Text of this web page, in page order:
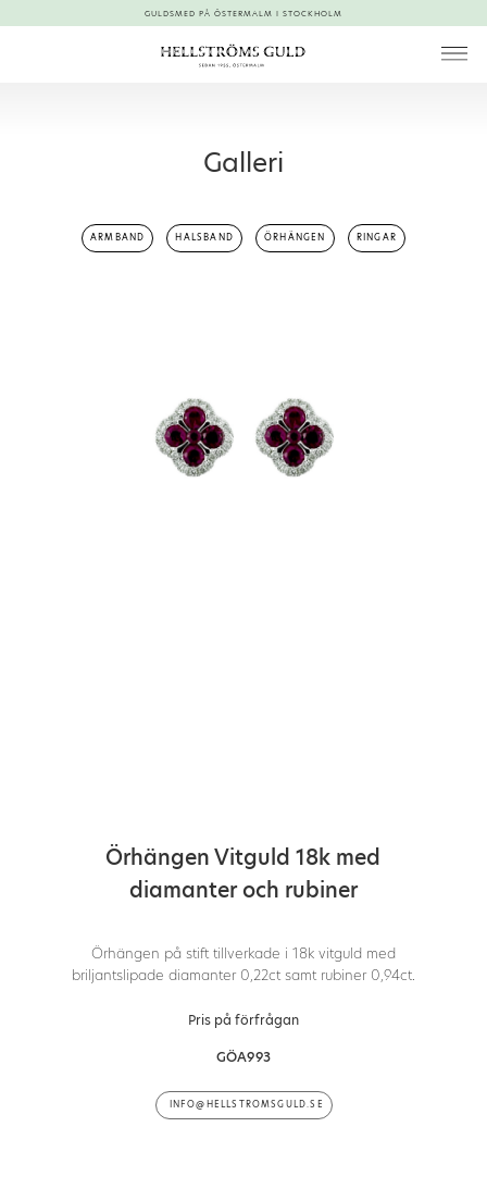
GULDSMED PÅ ÖSTERMALM I STOCKHOLM
Galleri
ARMBAND HALSBAND ÖRHÄNGEN RINGAR
Örhängen Vitguld 18k med
diamanter och rubiner
Örhängen på stift tillverkade i 18k vitguld med
briljantslipade diamanter 0,22ct samt rubiner 0,94ct.
Pris på förfrågan
GÖA993
INFO@HELLSTROMSGULD.SE